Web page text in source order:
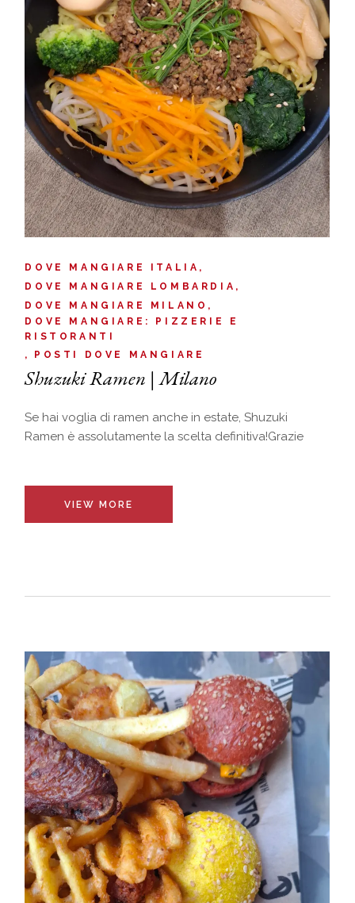
DOVE MANGIARE ITALIA
DOVE MANGIARE LOMBARDIA
DOVE MANGIARE MILANO
DOVE MANGIARE: PIZZERIE E
RISTORANTI
POSTI DOVE MANGIARE
Shuzuki Ramen | Milano
Se hai voglia di ramen anche in estate, Shuzuki
Ramen è assolutamente la scelta definitiva!Grazie
VIEW MORE